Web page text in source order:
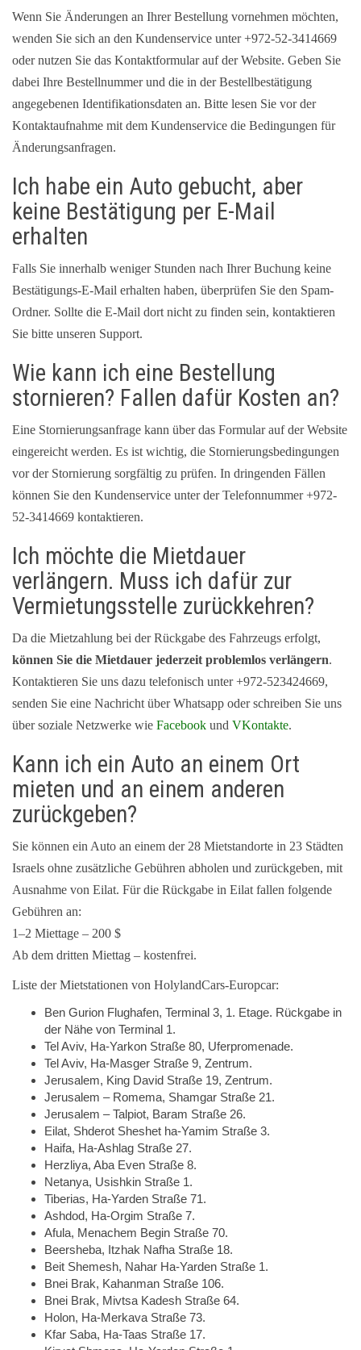
Wenn Sie Änderungen an Ihrer Bestellung vornehmen möchten,
wenden Sie sich an den Kundenservice unter +972-52-3414669
oder nutzen Sie das Kontaktformular auf der Website. Geben Sie
dabei Ihre Bestellnummer und die in der Bestellbestätigung
angegebenen Identifikationsdaten an. Bitte lesen Sie vor der
Kontaktaufnahme mit dem Kundenservice die Bedingungen für
Änderungsanfragen.
Ich habe ein Auto gebucht, aber
keine Bestätigung per E-Mail
erhalten
Falls Sie innerhalb weniger Stunden nach Ihrer Buchung keine
Bestätigungs-E-Mail erhalten haben, überprüfen Sie den Spam-
Ordner. Sollte die E-Mail dort nicht zu finden sein, kontaktieren
Sie bitte unseren Support.
Wie kann ich eine Bestellung
stornieren? Fallen dafür Kosten an?
Eine Stornierungsanfrage kann über das Formular auf der Website
eingereicht werden. Es ist wichtig, die Stornierungsbedingungen
vor der Stornierung sorgfältig zu prüfen. In dringenden Fällen
können Sie den Kundenservice unter der Telefonnummer +972-
52-3414669 kontaktieren.
Ich möchte die Mietdauer
verlängern. Muss ich dafür zur
Vermietungsstelle zurückkehren?
Da die Mietzahlung bei der Rückgabe des Fahrzeugs erfolgt,
können Sie die Mietdauer jederzeit problemlos verlängern.
Kontaktieren Sie uns dazu telefonisch unter +972-523424669,
senden Sie eine Nachricht über Whatsapp oder schreiben Sie uns
über soziale Netzwerke wie Facebook und VKontakte.
Kann ich ein Auto an einem Ort
mieten und an einem anderen
zurückgeben?
Sie können ein Auto an einem der 28 Mietstandorte in 23 Städten
Israels ohne zusätzliche Gebühren abholen und zurückgeben, mit
Ausnahme von Eilat. Für die Rückgabe in Eilat fallen folgende
Gebühren an:
1–2 Miettage – 200 $
Ab dem dritten Miettag – kostenfrei.
Liste der Mietstationen von HolylandCars-Europcar:
Ben Gurion Flughafen, Terminal 3, 1. Etage. Rückgabe in
der Nähe von Terminal 1.
Tel Aviv, Ha-Yarkon Straße 80, Uferpromenade.
Tel Aviv, Ha-Masger Straße 9, Zentrum.
Jerusalem, King David Straße 19, Zentrum.
Jerusalem – Romema, Shamgar Straße 21.
Jerusalem – Talpiot, Baram Straße 26.
Eilat, Shderot Sheshet ha-Yamim Straße 3.
Haifa, Ha-Ashlag Straße 27.
Herzliya, Aba Even Straße 8.
Netanya, Usishkin Straße 1.
Tiberias, Ha-Yarden Straße 71.
Ashdod, Ha-Orgim Straße 7.
Afula, Menachem Begin Straße 70.
Beersheba, Itzhak Nafha Straße 18.
Beit Shemesh, Nahar Ha-Yarden Straße 1.
Bnei Brak, Kahanman Straße 106.
Bnei Brak, Mivtsa Kadesh Straße 64.
Holon, Ha-Merkava Straße 73.
Kfar Saba, Ha-Taas Straße 17.